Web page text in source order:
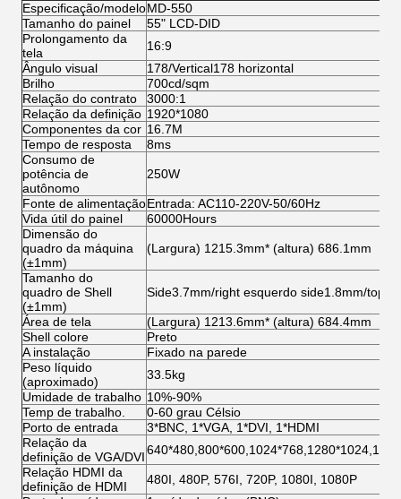
Especificação/modeloMD-550
Tamanho do painel
55" LCD-DID
Prolongamento da
tela
16:9
Ângulo visual
178/Vertical178 horizontal
Brilho
700cd/sqm
Relação do contrato
3000:1
Relação da definição 1920*1080
Componentes da cor 16.7M
Tempo de resposta
8ms
Consumo de
potência de
autônomo
250W
Fonte de alimentaçãoEntrada: AC110-220V-50/60Hz
Vida útil do painel
60000Hours
Dimensão do
quadro da máquina
(±1mm)
(Largura) 1215.3mm* (altura) 686.1mm
Tamanho do
quadro de Shell
(±1mm)
Side3.7mm/right esquerdo side1.8mm/
Área de tela
(Largura) 1213.6mm* (altura) 684.4mm
Shell colore
Preto
A instalação
Fixado na parede
Peso líquido
(aproximado)
33.5kg
Umidade de trabalho 10%-90%
Temp de trabalho.
0-60 grau Célsio
Porto de entrada
3*BNC, 1*VGA, 1*DVI, 1*HDMI
Relação da
definição de VGA/DVI
Relação HDMI da
definição de HDMI
480I, 480P, 576I, 720P, 1080I, 1080P